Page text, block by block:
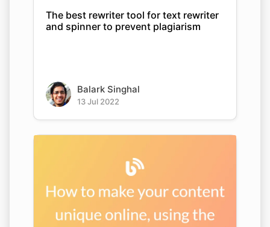
The best rewriter tool for text rewriter
and spinner to prevent plagiarism
Balark Singhal
13 Jul 2022